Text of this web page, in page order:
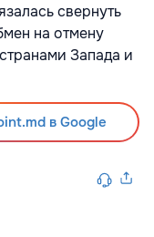
свернуть
на отмену
Запада и
в Google